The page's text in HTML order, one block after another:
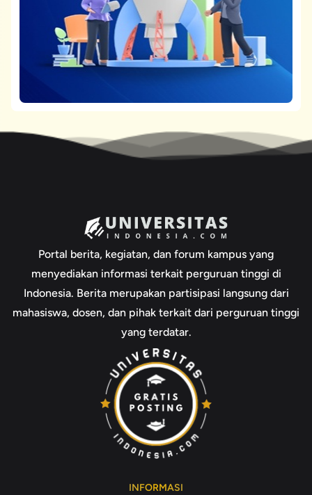
Portal berita, kegiatan, dan forum kampus yang
menyediakan informasi terkait perguruan tinggi di
Indonesia. Berita merupakan partisipasi langsung dari
mahasiswa, dosen, dan pihak terkait dari perguruan tinggi
yang terdatar.
INFORMASI